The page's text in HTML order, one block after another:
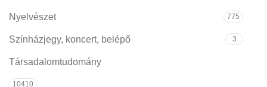
Nyelvészet 775
Színházjegy, koncert, belépő 3
Társadalomtudomány
10410